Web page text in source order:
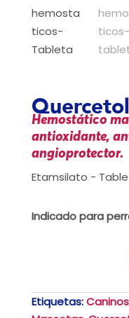
Hemostático
antioxidante,
angioprotector.
Etamsilato -
Indicado para
Etiquetas:Caninos